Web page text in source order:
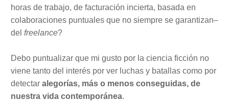
horas de trabajo, de facturación incierta, basada en
colaboraciones puntuales que no siempre se garantizan–
del freelance?
Debo puntualizar que mi gusto por la ciencia ficción no
viene tanto del interés por ver luchas y batallas como por
detectar alegorías, más o menos conseguidas, de
nuestra vida contemporánea.